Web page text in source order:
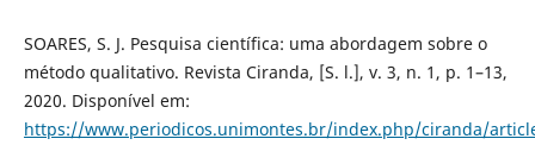
SOARES, S. J. Pesquisa científica: uma abordagem sobre o
método qualitativo. Revista Ciranda, [S. l.], v. 3, n. 1, p. 1–13,
2020. Disponível em:
https://www.periodicos.unimontes.br/index.php/ciranda/